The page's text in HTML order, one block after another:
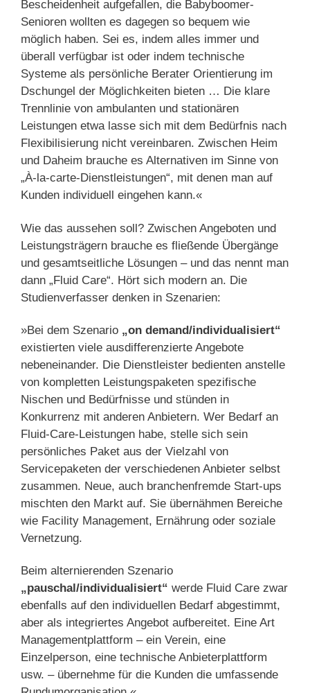
Bescheidenheit aufgefallen, die Babyboomer-
Senioren wollten es dagegen so bequem wie
möglich haben. Sei es, indem alles immer und
überall verfügbar ist oder indem technische
Systeme als persönliche Berater Orientierung im
Dschungel der Möglichkeiten bieten … Die klare
Trennlinie von ambulanten und stationären
Leistungen etwa lasse sich mit dem Bedürfnis nach
Flexibilisierung nicht vereinbaren. Zwischen Heim
und Daheim brauche es Alternativen im Sinne von
„À-la-carte-Dienstleistungen“, mit denen man auf
Kunden individuell eingehen kann.«
Wie das aussehen soll? Zwischen Angeboten und
Leistungsträgern brauche es fließende Übergänge
und gesamtseitliche Lösungen – und das nennt man
dann „Fluid Care“. Hört sich modern an. Die
Studienverfasser denken in Szenarien:
»Bei dem Szenario „on demand/individualisiert“
existierten viele ausdifferenzierte Angebote
nebeneinander. Die Dienstleister bedienten anstelle
von kompletten Leistungspaketen spezifische
Nischen und Bedürfnisse und stünden in
Konkurrenz mit anderen Anbietern. Wer Bedarf an
Fluid-Care-Leistungen habe, stelle sich sein
persönliches Paket aus der Vielzahl von
Servicepaketen der verschiedenen Anbieter selbst
zusammen. Neue, auch branchenfremde Start-ups
mischten den Markt auf. Sie übernähmen Bereiche
wie Facility Management, Ernährung oder soziale
Vernetzung.
Beim alternierenden Szenario
„pauschal/individualisiert“ werde Fluid Care zwar
ebenfalls auf den individuellen Bedarf abgestimmt,
aber als integriertes Angebot aufbereitet. Eine Art
Managementplattform – ein Verein, eine
Einzelperson, eine technische Anbieterplattform
usw. – übernehme für die Kunden die umfassende